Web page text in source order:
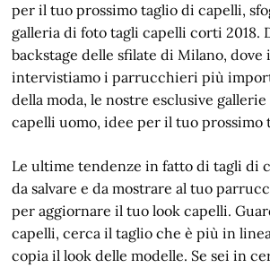
per il tuo prossimo taglio di capelli,
galleria di foto tagli capelli corti 2018.
backstage delle sfilate di Milano,
intervistiamo i parrucchieri più
della moda, le nostre esclusive
capelli uomo, idee per il tuo prossimo
Le ultime tendenze in fatto di tagli di
da salvare e da mostrare al tuo
per aggiornare il tuo look capelli.
capelli, cerca il taglio che è più in
copia il look delle modelle. Se sei in